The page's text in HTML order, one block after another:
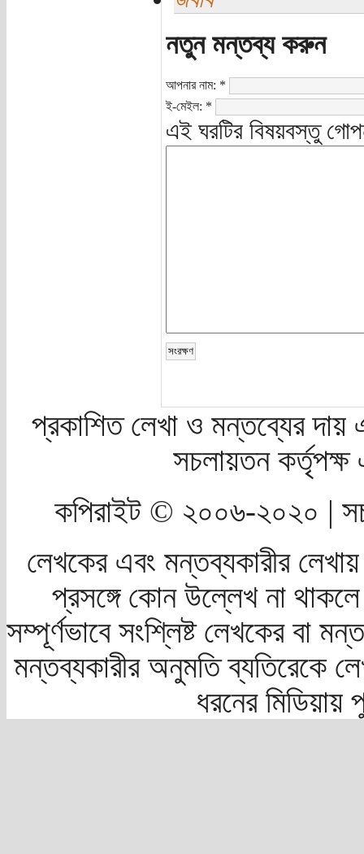
নতুন মন্তব্য করুন
আপনার নাম: *
ই-মেইল: *
এই ঘরটির বিষয়বস্তু
প্রকাশিত লেখা ও মন্তব্যের দায়
সচলায়তন
কপিরাইট © ২০০৬-২০২০ |
লেখকের এবং মন্তব্যকারীর
প্রসঙ্গে কোন উল্লেখ না
সম্পূর্ণভাবে সংশ্লিষ্ট লেখকের বা
মন্তব্যকারীর অনুমতি ব্যতিরেকে
ধরনের মিডিয়ায়